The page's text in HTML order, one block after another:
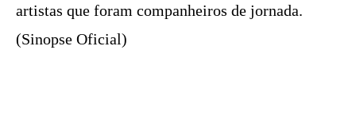
artistas que foram companheiros de jornada.
(Sinopse Oficial)